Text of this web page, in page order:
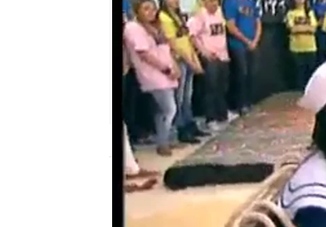
neox
Publicado: 05 de julio de 2011, 19:05